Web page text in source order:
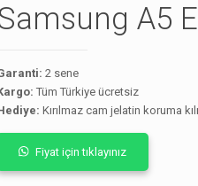
A5
2 sene
Tüm Türkiye ücretsiz
Kırılmaz cam jelatin koruma
Fiyat için tıklayınız